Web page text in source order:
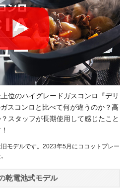
位のハイグレードガスコンロ『デリ
スコンロと比べて何が違うのか？高
スタッフが長期使用して感じたこと
モデルです。2023年5月にココットプレー
乾電池式モデル